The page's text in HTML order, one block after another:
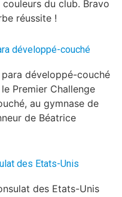
du club. Bravo
réussite !
développé-couché
développé-couché
Premier Challenge
au gymnase de
de Béatrice
des Etats-Unis
des Etats-Unis